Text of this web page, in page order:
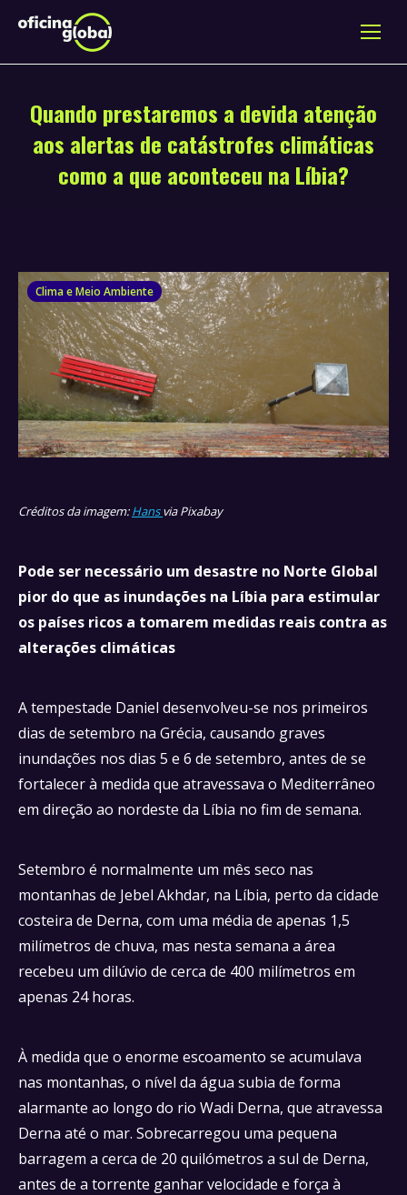
Quando prestaremos a devida atenção
aos alertas de catástrofes climáticas
como a que aconteceu na Líbia?
Clima e Meio Ambiente
Créditos da imagem:Hansvia Pixabay
Pode ser necessário um desastre no Norte Global
pior do que as inundações na Líbia para estimular
os países ricos a tomarem medidas reais contra as
alterações climáticas
A tempestade Daniel desenvolveu-se nos primeiros
dias de setembro na Grécia, causando graves
inundações nos dias 5 e 6 de setembro, antes de se
fortalecer à medida que atravessava o Mediterrâneo
em direção ao nordeste da Líbia no fim de semana.
Setembro é normalmente um mês seco nas
montanhas de Jebel Akhdar, na Líbia, perto da cidade
costeira de Derna, com uma média de apenas 1,5
milímetros de chuva, mas nesta semana a área
recebeu um dilúvio de cerca de 400 milímetros em
apenas 24 horas.
À medida que o enorme escoamento se acumulava
nas montanhas, o nível da água subia de forma
alarmante ao longo do rio Wadi Derna, que atravessa
Derna até o mar. Sobrecarregou uma pequena
barragem a cerca de 20 quilómetros a sul de Derna,
antes de a torrente ganhar velocidade e força à